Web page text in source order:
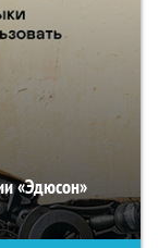
«Эдюсон»